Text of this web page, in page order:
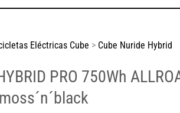
Eléctricas Cube > Cube Nuride Hybrid
PRO 750Wh